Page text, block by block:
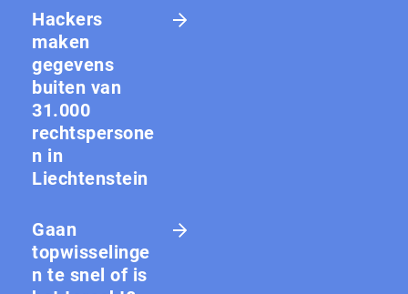
Hackers
maken
gegevens
buiten van
31.000
rechtspersone
n in
Liechtenstein
Gaan
topwisselinge
n te snel of is